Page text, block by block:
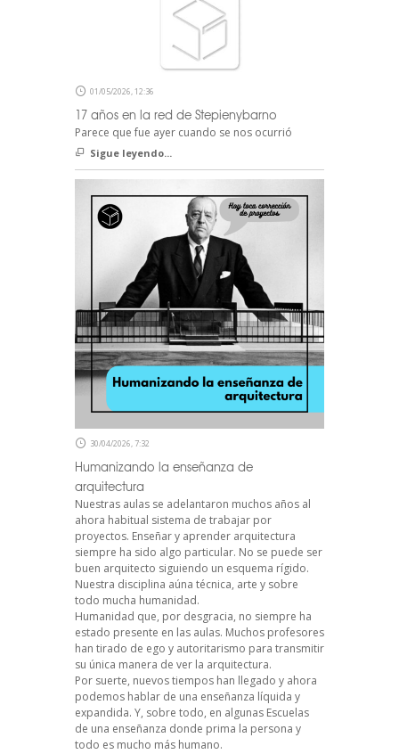
01/05/2026, 12:36
17 años en la red de Stepienybarno
Parece que fue ayer cuando se nos ocurrió
Sigue leyendo...
30/04/2026, 7:32
Humanizando la enseñanza de
arquitectura
Nuestras aulas se adelantaron muchos años al
ahora habitual sistema de trabajar por
proyectos. Enseñar y aprender arquitectura
siempre ha sido algo particular. No se puede ser
buen arquitecto siguiendo un esquema rígido.
Nuestra disciplina aúna técnica, arte y sobre
todo mucha humanidad.
Humanidad que, por desgracia, no siempre ha
estado presente en las aulas. Muchos profesores
han tirado de ego y autoritarismo para transmitir
su única manera de ver la arquitectura.
Por suerte, nuevos tiempos han llegado y ahora
podemos hablar de una enseñanza líquida y
expandida. Y, sobre todo, en algunas Escuelas
de una enseñanza donde prima la persona y
todo es mucho más humano.